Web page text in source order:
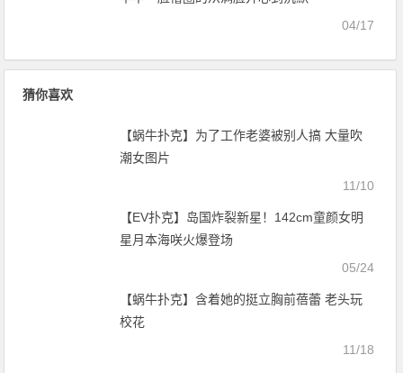
04/17
猜你喜欢
【蜗牛扑克】为了工作老婆被别人搞 大量吹
潮女图片
11/10
【EV扑克】岛国炸裂新星！142cm童颜女明
星月本海咲火爆登场
05/24
【蜗牛扑克】含着她的挺立胸前蓓蕾 老头玩
校花
11/18